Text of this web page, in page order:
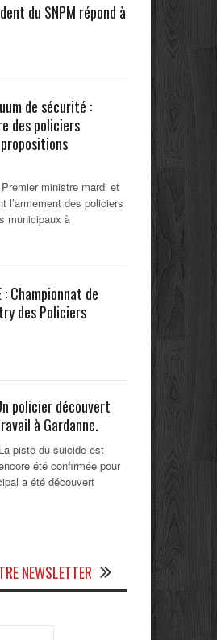
du SNPM répond à
de sécurité :
des policiers
ministre mardi et
l’armement des policiers
municipaux à
: Championnat de
des Policiers
policier découvert
à Gardanne.
piste du suicide est
été confirmée pour
a été découvert
NEWSLETTER